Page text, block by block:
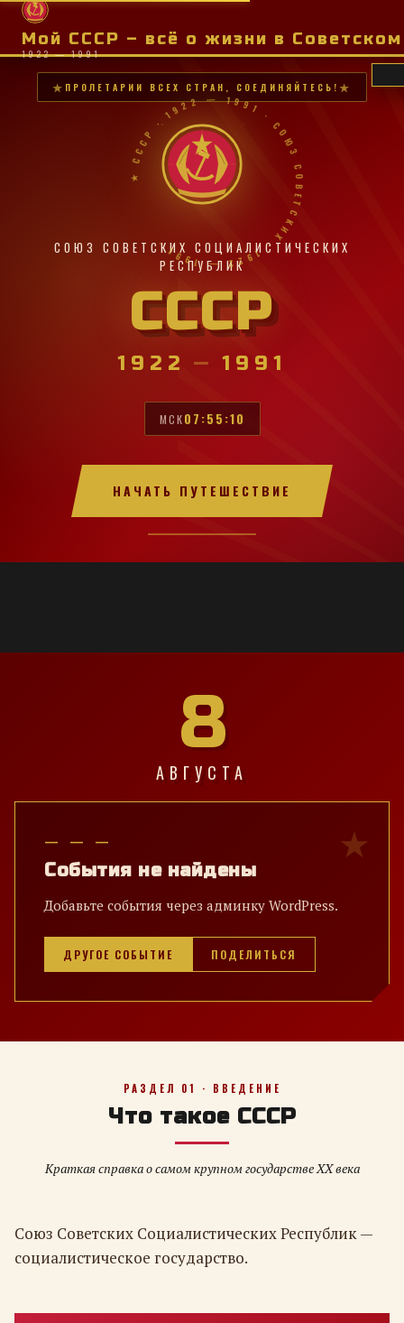
Мой СССР – всё о жизни в
1922 — 1991
ПРОЛЕТАРИИ ВСЕХ СТРАН, СОЕДИНЯЙТЕСЬ!
★ СССР · 1922 — 1991 · СОЮЗ СОВЕТСКИХ · 1922 — 1991 ·
СОЮЗ СОВЕТСКИХ СОЦИАЛИСТИЧЕСКИХ
РЕСПУБЛИК
СССР
1922 — 1991
МСК07:55:11
НАЧАТЬ ПУТЕШЕСТВИЕ
8
АВГУСТА
— — —
События не найдены
Добавьте события через админку WordPress.
ДРУГОЕ СОБЫТИЕ ПОДЕЛИТЬСЯ
РАЗДЕЛ 01 · ВВЕДЕНИЕ
Что такое СССР
Краткая справка о самом крупном государстве XX века
Союз Советских Социалистических Республик —
социалистическое государство.